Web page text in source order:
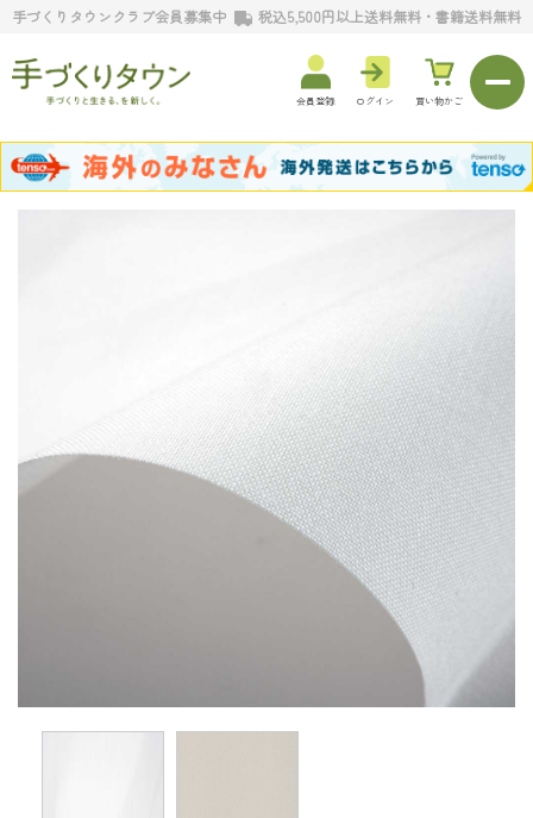
手づくりタウンクラブ会員募集中 税込5,500円以上送料無料・書籍送料無料
会員登録 ログイン 買い物かご